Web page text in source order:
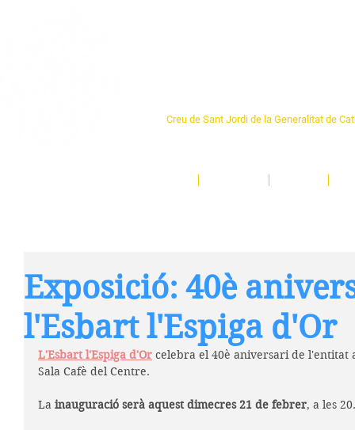
Creu de Sant Jordi de la Generalitat de
Exposició: 40è
l'Esbart l'Espiga d'Or
L'Esbart l'Espiga d'Or celebra el 40è aniversari de l'entitat
Sala Cafè del Centre.
La inauguració serà aquest dimecres 21 de febrer, a les